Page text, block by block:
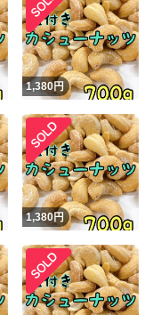
1,380円
1,380円